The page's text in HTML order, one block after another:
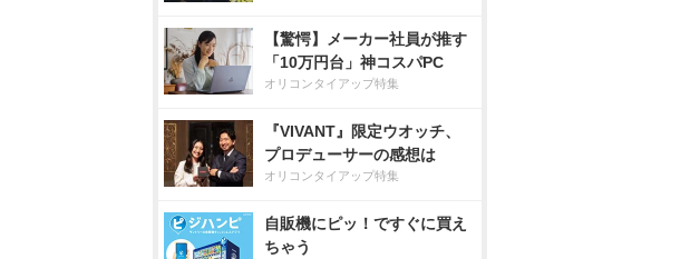
【驚愕】メーカー社員が推す
「10万円台」神コスパPC
オリコンタイアップ特集
『VIVANT』限定ウオッチ、
プロデューサーの感想は
オリコンタイアップ特集
自販機にピッ！ですぐに買え
ちゃう